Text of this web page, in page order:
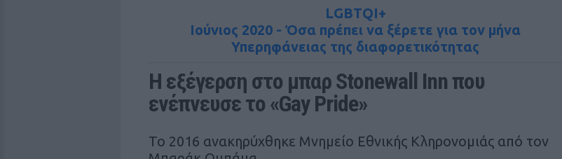
LGBTQI+
Ιούνιος 2020 - Όσα πρέπει να ξέρετε για τον μήνα
Υπερηφάνειας της διαφορετικότητας
Η εξέγερση στο μπαρ Stonewall Inn που
ενέπνευσε το «Gay Pride»
Το 2016 ανακηρύχθηκε Μνημείο Εθνικής Κληρονομιάς από τον